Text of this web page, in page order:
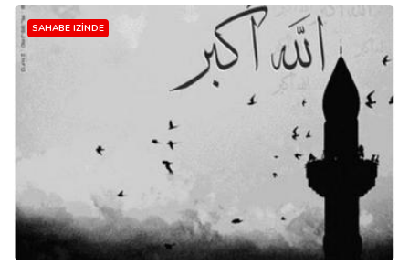
SAHABE IZINDE